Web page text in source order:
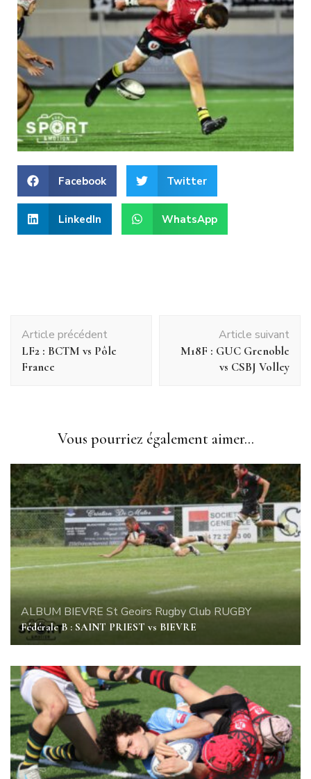
Facebook Twitter
LinkedIn WhatsApp
Article précédent
LF2 : BCTM vs Pôle
France
Article suivant
M18F : GUC Grenoble
vs CSBJ Volley
Vous pourriez également aimer...
ALBUM BIEVRE St Geoirs Rugby Club RUGBY
Fédérale B : SAINT PRIEST vs BIEVRE